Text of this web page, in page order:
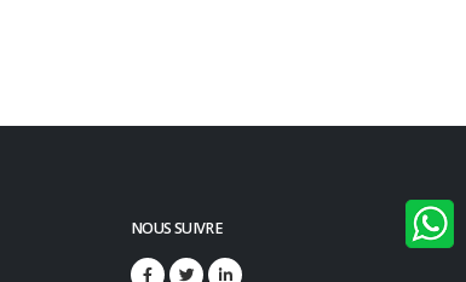
NOUS SUIVRE